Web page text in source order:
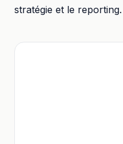
stratégie et le reporting.